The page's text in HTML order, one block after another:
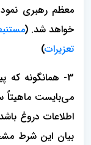
خواهد شد. (
تعزیرات)
3- همانگونه
می‌بایست ماهیتاً
اطلاعات دروغ
بیان این شرط